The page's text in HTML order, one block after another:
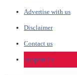
Advertise with us
Disclaimer
Contact us
Support Us